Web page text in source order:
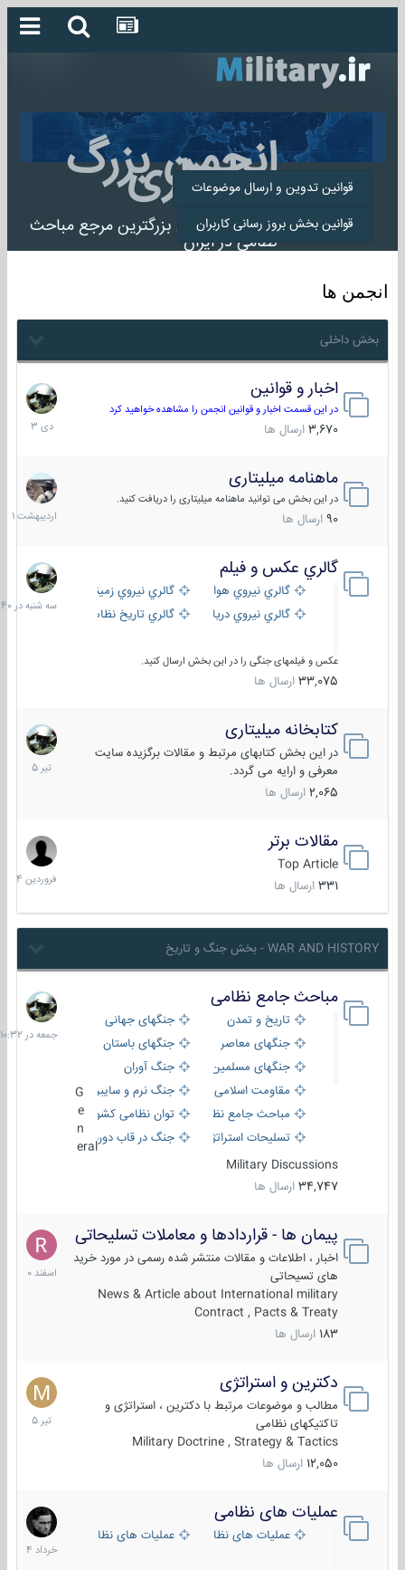
انجمن بزرگ
میلیتاری
انجمن میلیتاری بزرگترین مرجع مباحث
نظامی در ایران
قوانین تدوین و ارسال موضوعات
قوانین بخش بروز رسانی کاربران
انجمن ها
بخش داخلی
اخبار و قوانین
در این قسمت اخبار و قوانین انجمن را مشاهده خواهید کرد
3,670 ارسال ها
22
دی
1403
ماهنامه میلیتاری
در این بخش می توانید ماهنامه میلیتاری را دریافت کنید.
90 ارسال ها
30
1401
گالري عكس و فيلم
گالري نيروي هوايي
گالري نيروي زميني
گالري نيروي دريايي
گالري تاریخ نظامی
عکس و فیلمهای جنگی را در این بخش ارسال کنید.
33,075 ارسال ها
سه
شنبه
در
کتابخانه میلیتاری
در این بخش کتابهای مرتبط و مقالات برگزیده سایت
معرفی و ارایه می گردد.
2,065 ارسال ها
16
تیر
1405
مقالات برتر
Top Article
331 ارسال ها
29
فروردین
1404
WAR AND HISTORY - بخش جنگ و تاریخ
مباحث جامع نظامی
تاریخ و تمدن
جنگهای جهانی
جنگهای معاصر
جنگهای باستان
جنگهای مسلمین
جنگ آوران
مقاومت اسلامی
جنگ نرم و سایبری
مباحث جامع نظامی
توان نظامی کشورها
تسلیحات استراتژیک
جنگ در قاب دوربین
eral
Military Discussions
34,747 ارسال ها
جمعه
در
10:32
پیمان ها - قراردادها و معاملات تسلیحاتی
اخبار ، اطلاعات و مقالات منتشر شده رسمی در مورد خرید
های تسیحاتی
News & Article about International military
Contract , Pacts & Treaty
183 ارسال ها
7
اسفند
1400
دکترین و استراتژی
مطالب و موضوعات مرتبط با دکترین ، استراتژی و
تاکتیکهای نظامی
Military Doctrine , Strategy & Tactics
12,050 ارسال ها
27
تیر
1405
عملیات های نظامی
عملیات های نظامی ایرانعملیات های نظامی خارجی
5
خرداد
1404